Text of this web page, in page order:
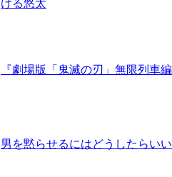
ける悠太
『劇場版「鬼滅の刃」無限列
男を黙らせるにはどうしたらい